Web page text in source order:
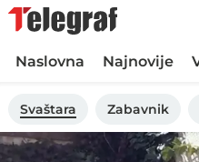
Naslovna Najnovije
Svaštara Zabavnik